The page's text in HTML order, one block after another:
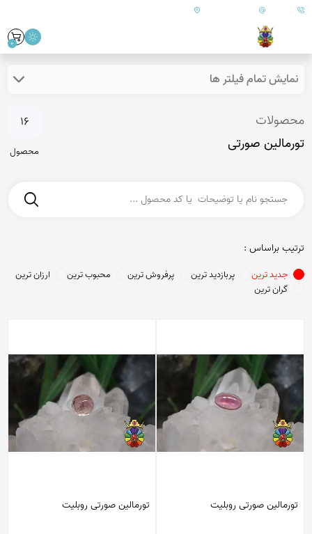
09179890157 ایران - فارس - کازرون
0
نمایش تمام فیلتر ها
محصولات
تورمالین صورتی
16
محصول
ترتیب براساس :
جدید ترین پربازدید ترین پرفروش ترین محبوب ترین
ارزان ترین
گران ترین
تورمالین صورتی روبلیت تورمالین صورتی روبلیت